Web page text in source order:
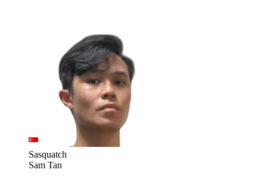
Sasquatch
Sam Tan